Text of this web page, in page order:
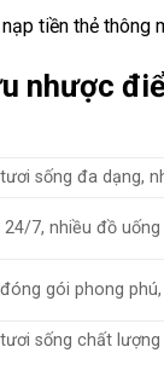
tiền thẻ thông
nhược
sống đa dạng,
24/7, nhiều đồ
gói phong
sống chất